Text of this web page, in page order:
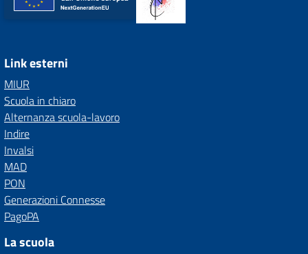
Link esterni
MIUR
Scuola in chiaro
Alternanza scuola-lavoro
Indire
Invalsi
MAD
PON
Generazioni Connesse
PagoPA
La scuola